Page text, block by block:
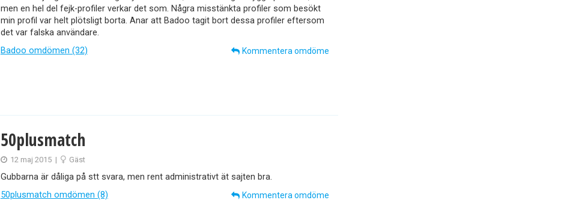
men en hel del fejk-profiler verkar det som. Några misstänkta profiler som besökt
min profil var helt plötsligt borta. Anar att Badoo tagit bort dessa profiler eftersom
det var falska användare.
Badoo omdömen (32)
Kommentera omdöme
50plusmatch
12 maj 2015 | Gäst
Gubbarna är dåliga på stt svara, men rent administrativt ät sajten bra.
50plusmatch omdömen (8)
Kommentera omdöme